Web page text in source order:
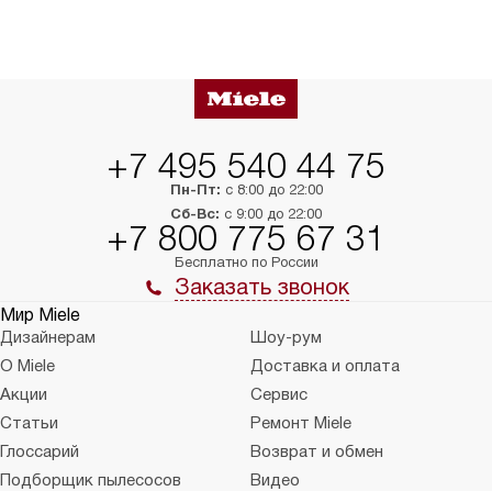
+7 495 540 44 75
Пн-Пт: с 8:00 до 22:00
Сб-Вс: с 9:00 до 22:00
+7 800 775 67 31
Бесплатно по России
Заказать звонок
Мир Miele
Дизайнерам
Шоу-рум
О Miele
Доставка и оплата
Акции
Сервис
Статьи
Ремонт Miele
Глоссарий
Возврат и обмен
Подборщик пылесосов
Видео